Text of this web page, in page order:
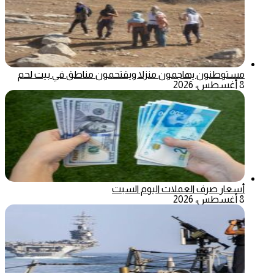
مستوطنون يهاجمون منزلا ويقتحمون مناطق في بيت لحم
8 أغسطس، 2026
أسعار صرف العملات اليوم السبت
8 أغسطس، 2026